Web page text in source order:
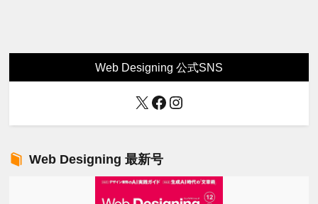
Web Designing 公式SNS
X Facebook
Instagram
Web Designing 最新号